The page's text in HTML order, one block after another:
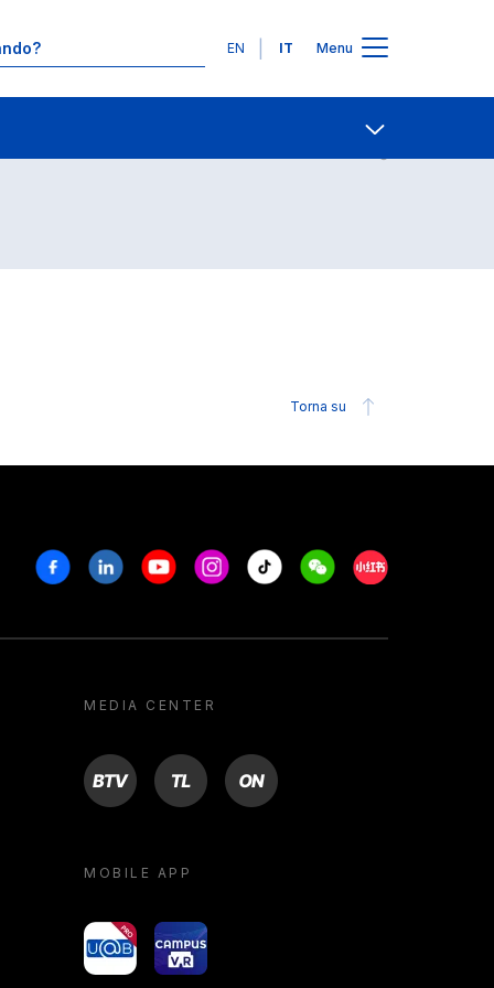
Lingue
EN IT Menu
Contatti
Torna su
FacebookLinkedinYoutubeInstagram
Tiktok WeechatXiaohongshu/
MEDIA CENTER
BTV TL ON
MOBILE APP
yoU@B Campus VR